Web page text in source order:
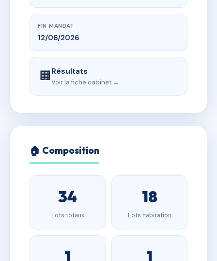
FIN MANDAT
12/06/2026
🏢Résultats
Voir la fiche cabinet →
🏠 Composition
34
Lots totaux
18
Lots habitation
1 1